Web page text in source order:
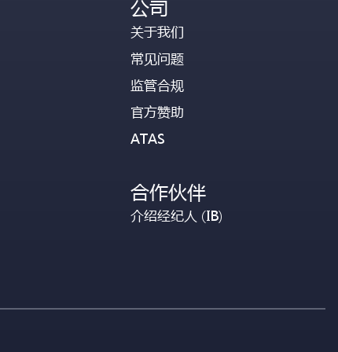
公司
关于我们
常见问题
监管合规
官方赞助
ATAS
合作伙伴
介绍经纪人 (IB)